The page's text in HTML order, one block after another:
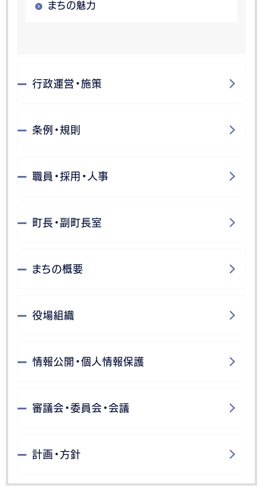
まちの魅力
行政運営・施策
条例・規則
職員・採用・人事
町長・副町長室
まちの概要
役場組織
情報公開・個人情報保護
審議会・委員会・会議
計画・方針